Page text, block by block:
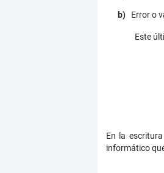
b) Error o
Este
En la
informático